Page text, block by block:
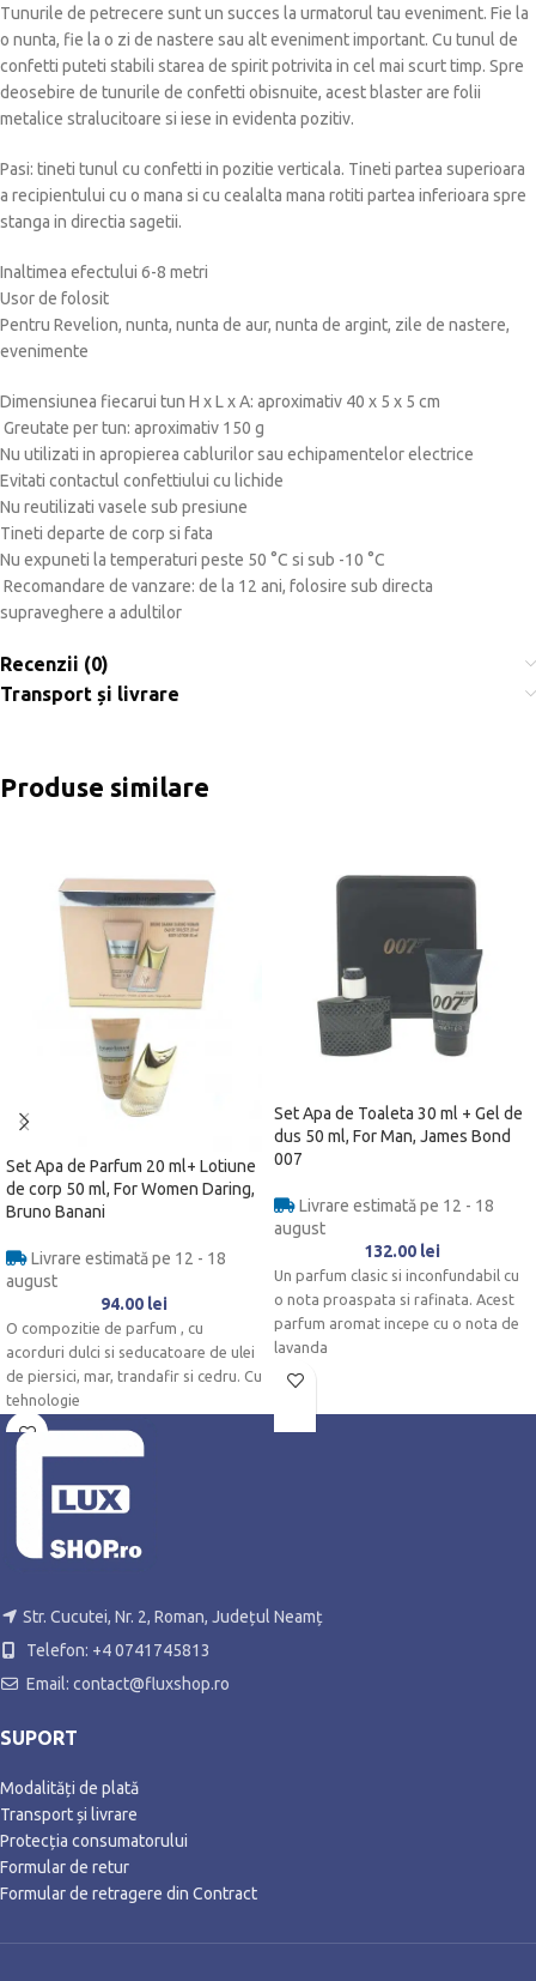
Tunurile de petrecere sunt un succes la urmatorul tau eveniment. Fie la
o nunta, fie la o zi de nastere sau alt eveniment important. Cu tunul de
confetti puteti stabili starea de spirit potrivita in cel mai scurt timp. Spre
deosebire de tunurile de confetti obisnuite, acest blaster are folii
metalice stralucitoare si iese in evidenta pozitiv.
Pasi: tineti tunul cu confetti in pozitie verticala. Tineti partea superioara
a recipientului cu o mana si cu cealalta mana rotiti partea inferioara spre
stanga in directia sagetii.
Inaltimea efectului 6-8 metri
Usor de folosit
Pentru Revelion, nunta, nunta de aur, nunta de argint, zile de nastere,
evenimente
Dimensiunea fiecarui tun H x L x A: aproximativ 40 x 5 x 5 cm
Greutate per tun: aproximativ 150 g
Nu utilizati in apropierea cablurilor sau echipamentelor electrice
Evitati contactul confettiului cu lichide
Nu reutilizati vasele sub presiune
Tineti departe de corp si fata
Nu expuneti la temperaturi peste 50 °C si sub -10 °C
Recomandare de vanzare: de la 12 ani, folosire sub directa
supraveghere a adultilor
Recenzii (0)
Transport și livrare
Produse similare
Set Apa de Parfum 20 ml+ Lotiune
de corp 50 ml, For Women Daring,
Bruno Banani
Livrare estimată pe 12 - 18
august
94.00 lei
O compozitie de parfum , cu
acorduri dulci si seducatoare de ulei
de piersici, mar, trandafir si cedru. Cu
tehnologie
Set Apa de Toaleta 30 ml + Gel de
dus 50 ml, For Man, James Bond
007
Livrare estimată pe 12 - 18
august
132.00 lei
Un parfum clasic si inconfundabil cu
o nota proaspata si rafinata. Acest
parfum aromat incepe cu o nota de
lavanda
Str. Cucutei, Nr. 2, Roman, Județul Neamț
Telefon: +4 0741745813
Email: contact@fluxshop.ro
SUPORT
Modalități de plată
Transport și livrare
Protecția consumatorului
Formular de retur
Formular de retragere din Contract